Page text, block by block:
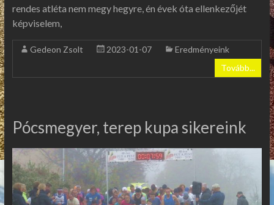
rendes atléta nem megy hegyre, én évek óta ellenkezőjét
képviselem,
Gedeon Zsolt 2023-01-07
Eredményeink
Tovább...
Pócsmegyer, terep kupa sikereink